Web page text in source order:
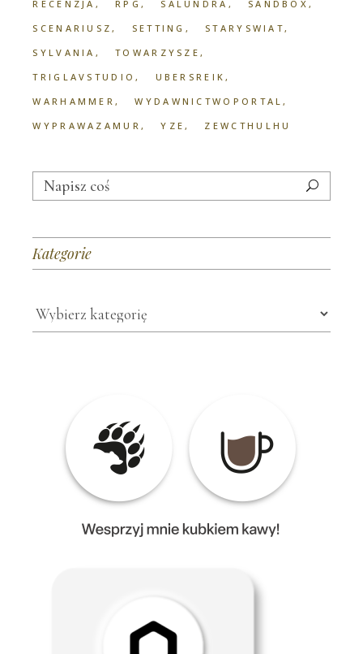
RECENZJA RPG SALUNDRA
SANDBOX
SCENARIUSZ
SETTING
STARYSWIAT
SYLVANIA
TOWARZYSZE
TRIGLAVSTUDIO
UBERSREIK
WARHAMMER
WYDAWNICTWOPORTAL
WYPRAWAZAMUR
YZE ZEWCTHULHU
Search
for:
Kategorie